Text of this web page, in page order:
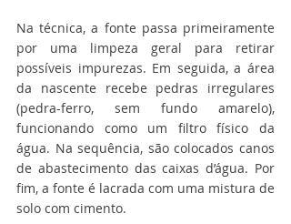
Na técnica, a fonte passa primeiramente
por uma limpeza geral para retirar
possíveis impurezas. Em seguida, a área
da nascente recebe pedras irregulares
(pedra-ferro, sem fundo amarelo),
funcionando como um filtro físico da
água. Na sequência, são colocados canos
de abastecimento das caixas d’água. Por
fim, a fonte é lacrada com uma mistura de
solo com cimento.